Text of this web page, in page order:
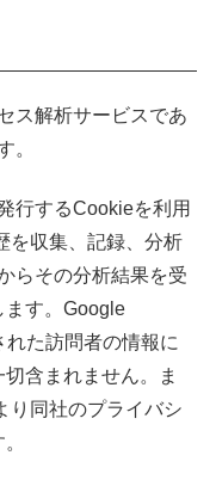
ス解析サービスであ
。
行するCookieを利用
を収集、記録、分析
らその分析結果を受
ます。Google
た訪問者の情報に
含まれません。ま
り同社のプライバシ